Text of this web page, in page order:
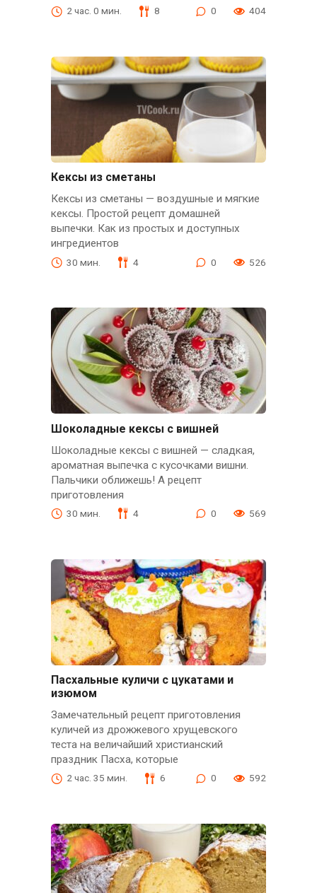
2 час. 0 мин. 8 0 404
Кексы из сметаны
Кексы из сметаны — воздушные и мягкие
кексы. Простой рецепт домашней
выпечки. Как из простых и доступных
ингредиентов
30 мин. 4 0 526
Шоколадные кексы с вишней
Шоколадные кексы с вишней — сладкая,
ароматная выпечка с кусочками вишни.
Пальчики оближешь! А рецепт
приготовления
30 мин. 4 0 569
Пасхальные куличи с цукатами и
изюмом
Замечательный рецепт приготовления
куличей из дрожжевого хрущевского
теста на величайший христианский
праздник Пасха, которые
2 час. 35 мин. 6 0 592